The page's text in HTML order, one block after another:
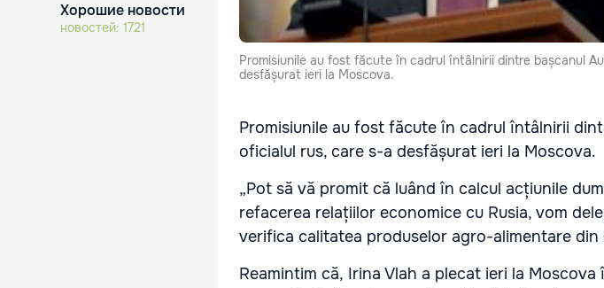
Хорошие новости
новостей: 1721
Promisiunile au fost făcute în cadrul întâlnirii dintre bașcanul
desfășurat ieri la Moscova.
Promisiunile au fost făcute în cadrul întâlnirii
oficialul rus, care s-a desfășurat ieri la Moscova.
„Pot să vă promit că luând în calcul acțiunile
refacerea relațiilor economice cu Rusia, vom
verifica calitatea produselor agro-alimentare din
Reamintim că, Irina Vlah a plecat ieri la